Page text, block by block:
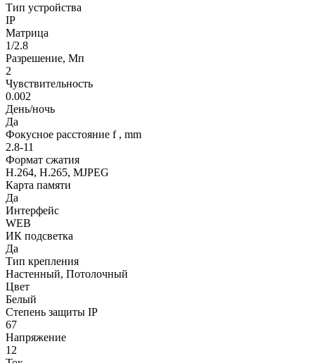
Тип устройства
IP
Матрица
1/2.8
Разрешение, Мп
2
Чувствительность
0.002
День/ночь
Да
Фокусное расстояние f , mm
2.8-11
Формат сжатия
H.264, H.265, MJPEG
Карта памяти
Да
Интерфейс
WEB
ИК подсветка
Да
Тип крепления
Настенный, Потолочный
Цвет
Белый
Степень защиты IP
67
Напряжение
12